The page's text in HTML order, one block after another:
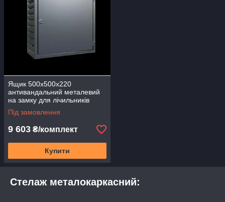
Ящик 500х500х220
антивандальний металевий
на замку для лічильників
електровузлів ББЖ Бокс акк
ЯІТ-500
Під замовлення
9 603 ₴/комплект
Купити
Стелаж металокаркасний: